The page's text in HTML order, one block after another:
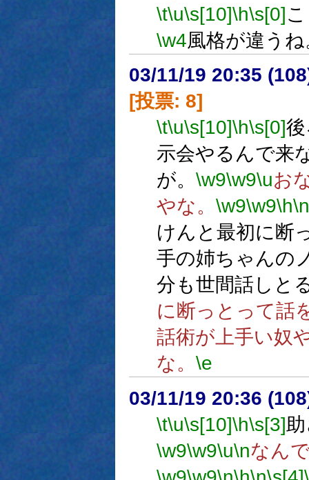
\t\u\s[10]\h\s[0]
\w4風格が違うね
03/11/19 20:35
[投票: 8]
\t\u\s[10]\h\s[0]
示会やるんで来
が。 \w9\w9\uお
やな。 \w9\w9\h\n
けんと最初に断
手の姉ちゃんの
分も世間話しと
に断っとって話
話術が上手い奴
な。 \e
03/11/19 20:36
\t\u\s[10]\h\s[3]
\w9\w9\u\nなん